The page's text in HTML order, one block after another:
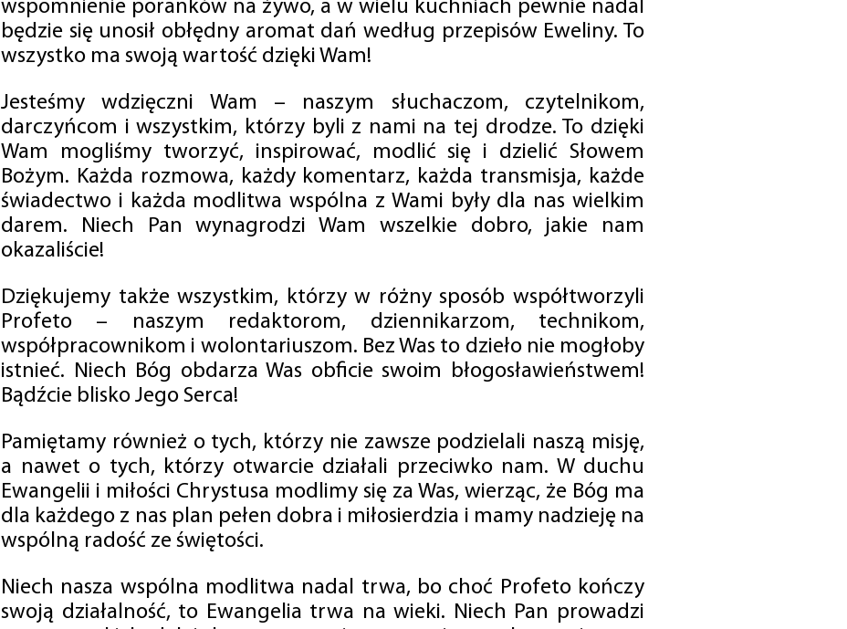
wspomnienie poranków na żywo, a w wielu kuchniach pewnie nadal
będzie się unosił obłędny aromat dań według przepisów Eweliny. To
wszystko ma swoją wartość dzięki Wam!
Jesteśmy wdzięczni Wam – naszym słuchaczom, czytelnikom,
darczyńcom i wszystkim, którzy byli z nami na tej drodze. To dzięki
Wam mogliśmy tworzyć, inspirować, modlić się i dzielić Słowem
Bożym. Każda rozmowa, każdy komentarz, każda transmisja, każde
świadectwo i każda modlitwa wspólna z Wami były dla nas wielkim
darem. Niech Pan wynagrodzi Wam wszelkie dobro, jakie nam
okazaliście!
Dziękujemy także wszystkim, którzy w różny sposób współtworzyli
Profeto – naszym redaktorom, dziennikarzom, technikom,
współpracownikom i wolontariuszom. Bez Was to dzieło nie mogłoby
istnieć. Niech Bóg obdarza Was obficie swoim błogosławieństwem!
Bądźcie blisko Jego Serca!
Pamiętamy również o tych, którzy nie zawsze podzielali naszą misję,
a nawet o tych, którzy otwarcie działali przeciwko nam. W duchu
Ewangelii i miłości Chrystusa modlimy się za Was, wierząc, że Bóg ma
dla każdego z nas plan pełen dobra i miłosierdzia i mamy nadzieję na
wspólną radość ze świętości.
Niech nasza wspólna modlitwa nadal trwa, bo choć Profeto kończy
swoją działalność, to Ewangelia trwa na wieki. Niech Pan prowadzi